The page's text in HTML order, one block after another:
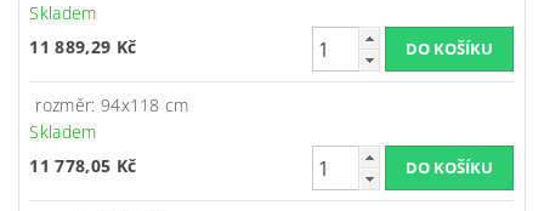
Skladem
11 889,29 Kč
rozměr: 94x118 cm
Skladem
11 778,05 Kč